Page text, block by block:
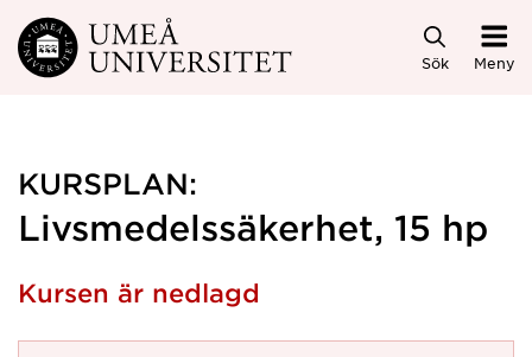
Hoppa direkt till innehållet
Sök Meny
KURSPLAN:
Livsmedelssäkerhet, 15 hp
Kursen är nedlagd